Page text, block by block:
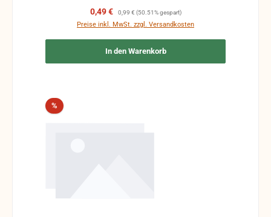
Verkaufspreis:
0,49 € Regulärer Preis:
0,99 € (50.51% gespart)
Preise inkl. MwSt. zzgl. Versandkosten
In den Warenkorb
%Rabatt